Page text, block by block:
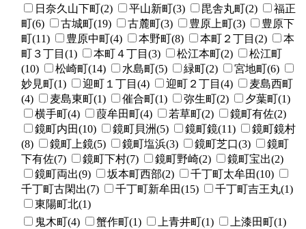
日奈久山下町(2)
平山新町(3) 毘舎丸町(2)
福正
町(6)
古城町(19) 古麓町(3) 豊原上町(3)
豊原下
町(11)
豊原中町(4) 本野町(8) 本町２丁目(2)
本
町３丁目(1)
本町４丁目(3) 松江本町(2)
松江町
(10)
松崎町(14) 水島町(5) 緑町(2)
宮地町(6)
妙見町(1)
迎町１丁目(4) 迎町２丁目(4)
麦島西町
(4)
麦島東町(1) 催合町(1) 弥生町(2)
夕葉町(1)
横手町(4)
葭牟田町(4) 若草町(2)
鏡町有佐(2)
鏡町内田(10)
鏡町貝洲(5) 鏡町鏡(11)
鏡町鏡村
(8)
鏡町上鏡(5) 鏡町塩浜(3) 鏡町芝口(3)
鏡町
下有佐(7)
鏡町下村(7) 鏡町野崎(2)
鏡町宝出(2)
鏡町両出(9)
坂本町西部(2)
千丁町太牟田(10)
千丁町古閑出(7)
千丁町新牟田(15)
千丁町吉王丸(1)
東陽町北(1)
鬼木町(4) 蟹作町(1) 上青井町(1)
上漆田町(1)